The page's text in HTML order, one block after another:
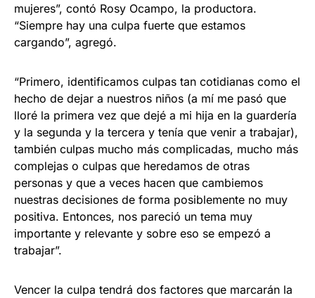
mujeres”, contó Rosy Ocampo, la productora.
“Siempre hay una culpa fuerte que estamos
cargando”, agregó.
“Primero, identificamos culpas tan cotidianas como el
hecho de dejar a nuestros niños (a mí me pasó que
lloré la primera vez que dejé a mi hija en la guardería
y la segunda y la tercera y tenía que venir a trabajar),
también culpas mucho más complicadas, mucho más
complejas o culpas que heredamos de otras
personas y que a veces hacen que cambiemos
nuestras decisiones de forma posiblemente no muy
positiva. Entonces, nos pareció un tema muy
importante y relevante y sobre eso se empezó a
trabajar”.
Vencer la culpa tendrá dos factores que marcarán la